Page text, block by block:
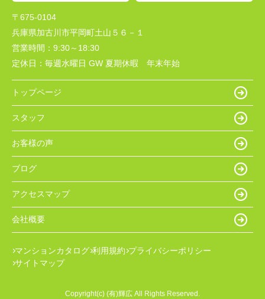
〒675-0104
兵庫県加古川市平岡町土山５６－１
営業時間： 9:30～18:30
定休日： 毎週水曜日 GW 夏期休暇 年末年始
トップページ
スタッフ
お客様の声
ブログ
アクセスマップ
会社概要
マンションカタログ 利用規約 プライバシーポリシー
サイトマップ
Copyright(c) (有)輝広 All Rights Reserved.